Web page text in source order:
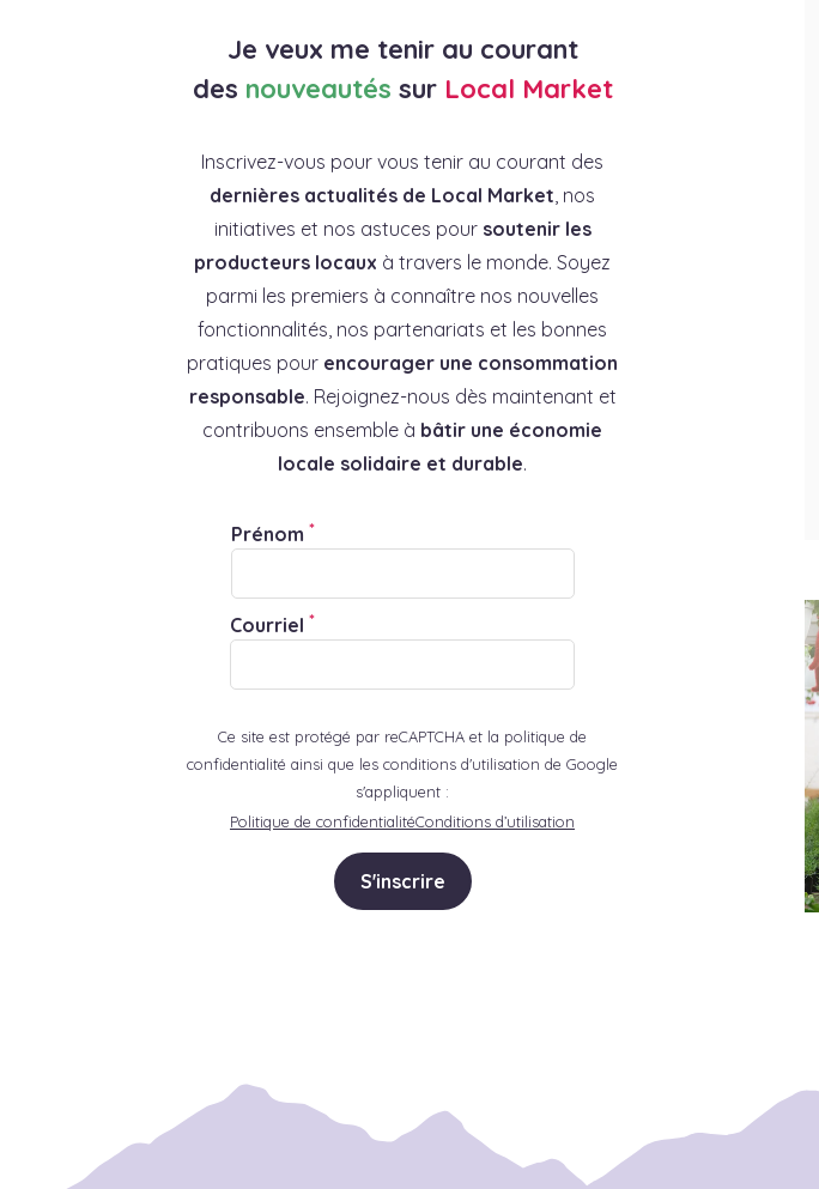
Je veux me tenir au courant
des nouveautés sur Local Market
Inscrivez-vous pour vous tenir au courant des
dernières actualités de Local Market, nos
initiatives et nos astuces pour soutenir les
producteurs locaux à travers le monde. Soyez
parmi les premiers à connaître nos nouvelles
fonctionnalités, nos partenariats et les bonnes
pratiques pour encourager une consommation
responsable. Rejoignez-nous dès maintenant et
contribuons ensemble à bâtir une économie
locale solidaire et durable.
Prénom *
Courriel *
Ce site est protégé par reCAPTCHA et la politique de
confidentialité ainsi que les conditions d'utilisation de Google
s'appliquent :
Politique de confidentialitéConditions d’utilisation
S'inscrire